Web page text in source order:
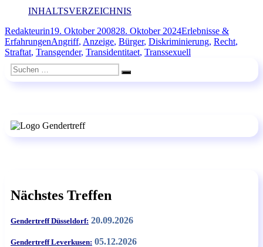
INHALTSVERZEICHNIS
Autor
RedakteurinVeröffentlicht
am
19. Oktober 200828. Oktober 2024Kategorien
Erlebnisse &
ErfahrungenSchlagwörter
Angriff, Anzeige, Bürger, Diskriminierung, Recht,
Straftat, Transgender, Transidentitaet, Transsexuell
Suchen
nach:
Suchen
Nächstes Treffen
Gendertreff Düsseldorf: 20.09.2026
Gendertreff Leverkusen: 05.12.2026